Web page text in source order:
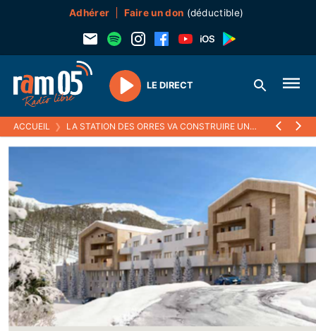
Adhérer Faire un don (déductible)
Play
LE DIRECT
ACCUEIL ❯ LA STATION DES ORRES VA CONSTRUIRE UNE NOUVELLE RÉSIDENCE POUR ACCUEILLIR DAVANTAGE DE TOURISTES